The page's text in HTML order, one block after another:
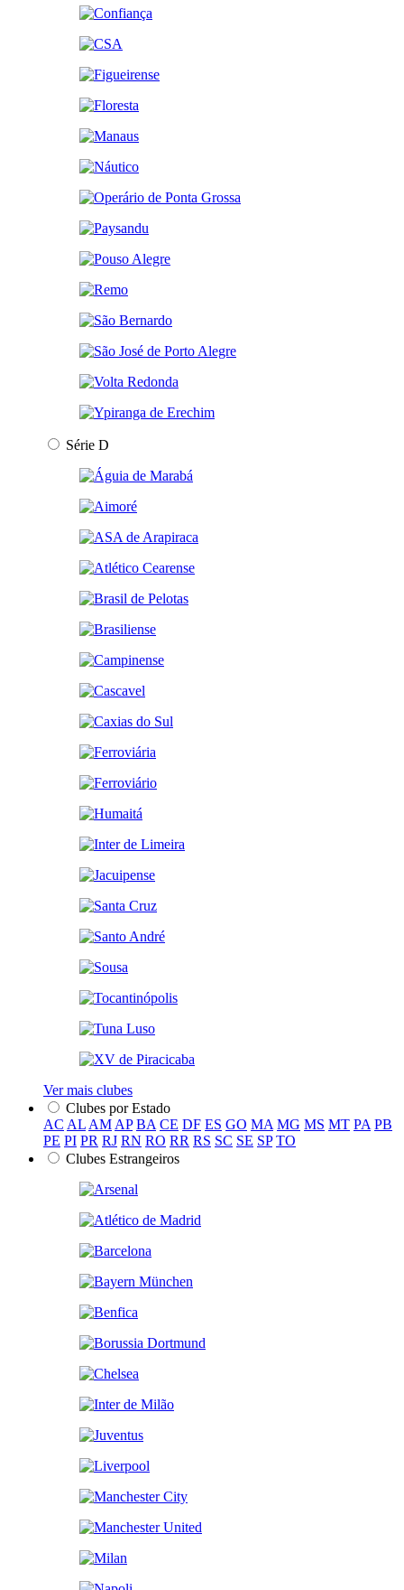
Série D
Ver mais clubes
Clubes por Estado
AC AL AM AP BA CE DF ES GO MA MG MS MT PA PB
PE PI PR RJ RN RO RR RS SC SE SP TO
Clubes Estrangeiros